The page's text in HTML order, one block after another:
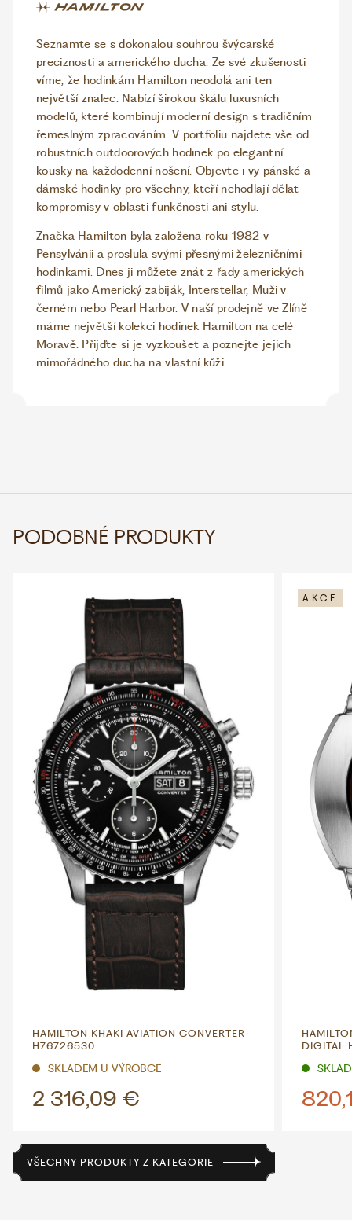
Seznamte se s dokonalou souhrou švýcarské
preciznosti a amerického ducha. Ze své zkušenosti
víme, že hodinkám Hamilton neodolá ani ten
největší znalec. Nabízí širokou škálu luxusních
modelů, které kombinují moderní design s tradičním
řemeslným zpracováním. V portfoliu najdete vše od
robustních outdoorových hodinek po elegantní
kousky na každodenní nošení. Objevte i vy pánské a
dámské hodinky pro všechny, kteří nehodlají dělat
kompromisy v oblasti funkčnosti ani stylu.
Značka Hamilton byla založena roku 1982 v
Pensylvánii a proslula svými přesnými železničními
hodinkami. Dnes ji můžete znát z řady amerických
filmů jako Americký zabiják, Interstellar, Muži v
černém nebo Pearl Harbor. V naší prodejně ve Zlíně
máme největší kolekci hodinek Hamilton na celé
Moravě. Přijďte si je vyzkoušet a poznejte jejich
mimořádného ducha na vlastní kůži.
PODOBNÉ PRODUKTY
HAMILTON KHAKI AVIATION CONVERTER
H76726530
SKLADEM U VÝROBCE
2 316,09 €
AKCE
DIGITAL
VŠECHNY PRODUKTY Z KATEGORIE